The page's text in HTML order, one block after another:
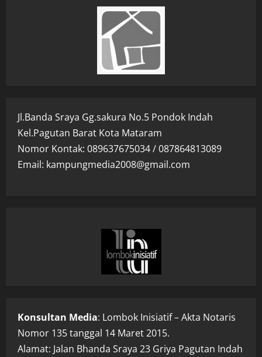
Jl.Banda Sraya Gg.sakura No.5 Pondok Indah
Kel.Pagutan Barat Kota Mataram
Nomor Kontak: 089637675034 / 087864813089
Email: kampungmedia2008@gmail.com
Konsultan Media: Lombok Inisiatif – Akta Notaris
Nomor 135 tanggal 14 Maret 2015.
Alamat: Jalan Bhanda Sraya 23 Griya Pagutan Indah